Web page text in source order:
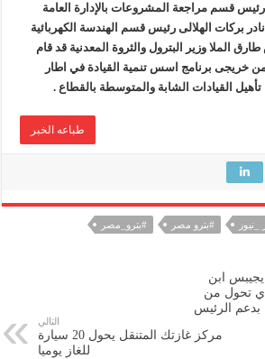
قسم مراجعة المشروعات بالإدارة العامة
بركات الهلالى رئيس قسم الهندسة الكهربائية
الملا وزير البترول والثروة المعدنية قد قام
خريجى برنامج اسس تنمية القيادة في اطار
تأهيل القيادات الشابة والمتوسطة بالقطاع .
طباعه الخبر
#بترو مصر #بترو_مصر
ابن
تحول من
بدعم الرئيس
التالي
مركز غازتك المتنقل يحول 20 سيارة
للغاز يوميا